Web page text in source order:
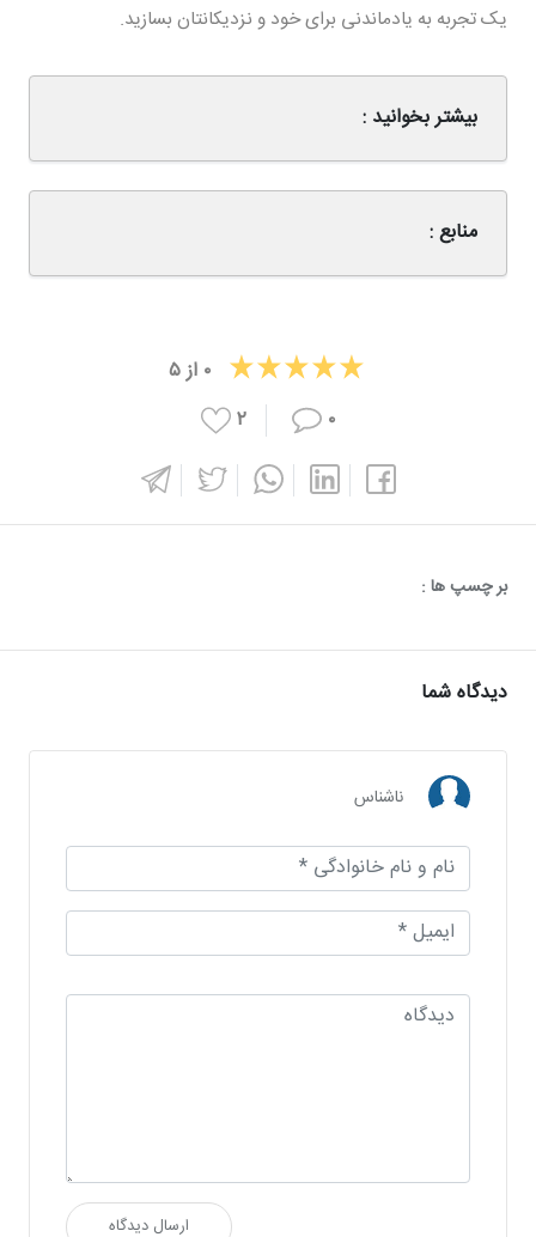
یک تجربه به یادماندنی برای خود و نزدیکانتان بسازید.
بیشتر بخوانید :
منابع :
۰ از۵
۰
۲
بر چسپ ها :
دیدگاه شما
ناشناس
ارسال دیدگاه